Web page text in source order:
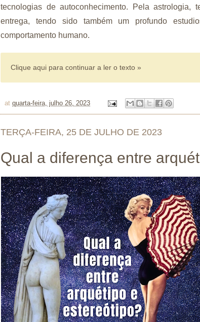
tecnologias de autoconhecimento. Pela astrologia,
entrega, tendo sido também um profundo
comportamento humano.
Clique aqui para continuar a ler o texto »
at quarta-feira, julho 26, 2023
TERÇA-FEIRA, 25 DE JULHO DE 2023
Qual a diferença entre